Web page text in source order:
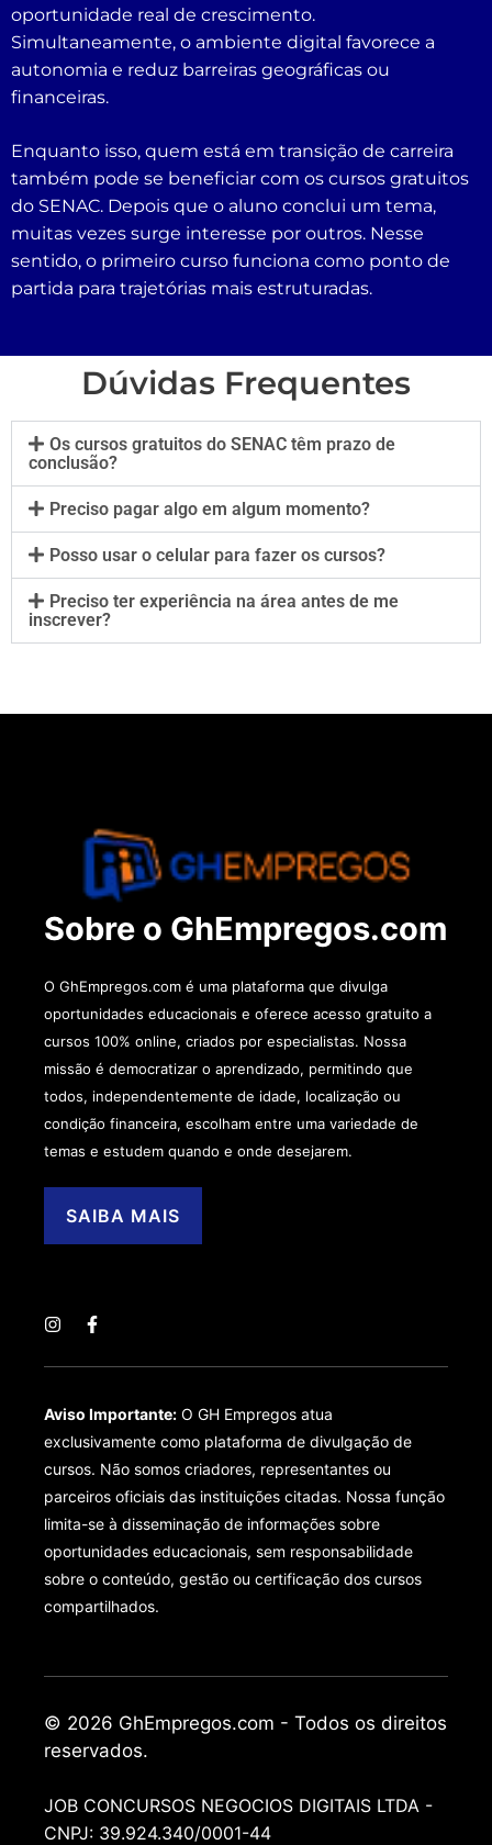
oportunidade real de crescimento.
Simultaneamente, o ambiente digital favorece a
autonomia e reduz barreiras geográficas ou
financeiras.
Enquanto isso, quem está em transição de carreira
também pode se beneficiar com os cursos gratuitos
do SENAC. Depois que o aluno conclui um tema,
muitas vezes surge interesse por outros. Nesse
sentido, o primeiro curso funciona como ponto de
partida para trajetórias mais estruturadas.
Dúvidas Frequentes
Os cursos gratuitos do SENAC têm prazo de
conclusão?
Preciso pagar algo em algum momento?
Posso usar o celular para fazer os cursos?
Preciso ter experiência na área antes de me
inscrever?
Sobre o GhEmpregos.com
O GhEmpregos.com é uma plataforma que divulga
oportunidades educacionais e oferece acesso gratuito a
cursos 100% online, criados por especialistas. Nossa
missão é democratizar o aprendizado, permitindo que
todos, independentemente de idade, localização ou
condição financeira, escolham entre uma variedade de
temas e estudem quando e onde desejarem.
SAIBA MAIS
Aviso Importante: O GH Empregos atua
exclusivamente como plataforma de divulgação de
cursos. Não somos criadores, representantes ou
parceiros oficiais das instituições citadas. Nossa função
limita-se à disseminação de informações sobre
oportunidades educacionais, sem responsabilidade
sobre o conteúdo, gestão ou certificação dos cursos
compartilhados.
© 2026 GhEmpregos.com - Todos os direitos
reservados.
JOB CONCURSOS NEGOCIOS DIGITAIS LTDA -
CNPJ: 39.924.340/0001-44